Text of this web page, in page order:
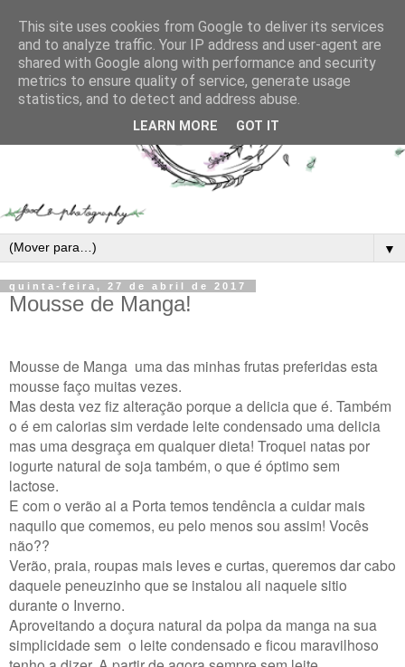
▼
quinta-feira, 27 de abril de 2017
Mousse de Manga!
Mousse de Manga uma das minhas frutas preferidas esta
mousse faço muitas vezes.
Mas desta vez fiz alteração porque a delicia que é. Também
o é em calorias sim verdade leite condensado uma delicia
mas uma desgraça em qualquer dieta! Troquei natas por
iogurte natural de soja também, o que é óptimo sem
lactose.
E com o verão ai a Porta temos tendência a cuidar mais
naquilo que comemos, eu pelo menos sou assim! Vocês
não??
Verão, praia, roupas mais leves e curtas, queremos dar cabo
daquele peneuzinho que se instalou ali naquele sitio
durante o Inverno.
Aproveitando a doçura natural da polpa da manga na sua
simplicidade sem o leite condensado e ficou maravilhoso
This site uses cookies from Google to deliver its services
and to analyze traffic. Your IP address and user-agent are
shared with Google along with performance and security
metrics to ensure quality of service, generate usage
statistics, and to detect and address abuse.
LEARN MORE GOT IT